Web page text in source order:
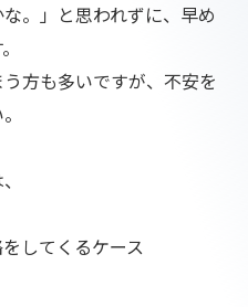
。」と思われずに、早め
方も多いですが、不安を
してくるケース